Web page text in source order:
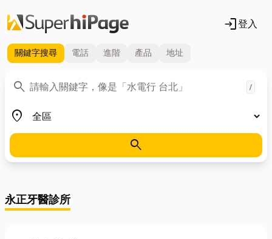
login登入
關鍵字搜尋 電話 進階 產品 地址
search
關鍵字 /
place
地區
search
永正牙醫診所